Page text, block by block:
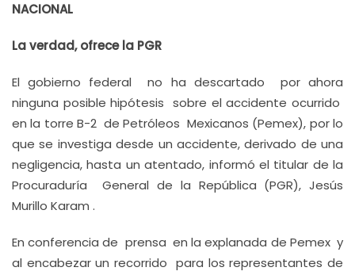
NACIONAL
La verdad, ofrece la PGR
El gobierno federal no ha descartado por ahora
ninguna posible hipótesis sobre el accidente ocurrido
en la torre B-2 de Petróleos Mexicanos (Pemex), por lo
que se investiga desde un accidente, derivado de una
negligencia, hasta un atentado, informó el titular de la
Procuraduría General de la República (PGR), Jesús
Murillo Karam .
En conferencia de prensa en la explanada de Pemex y
al encabezar un recorrido para los representantes de